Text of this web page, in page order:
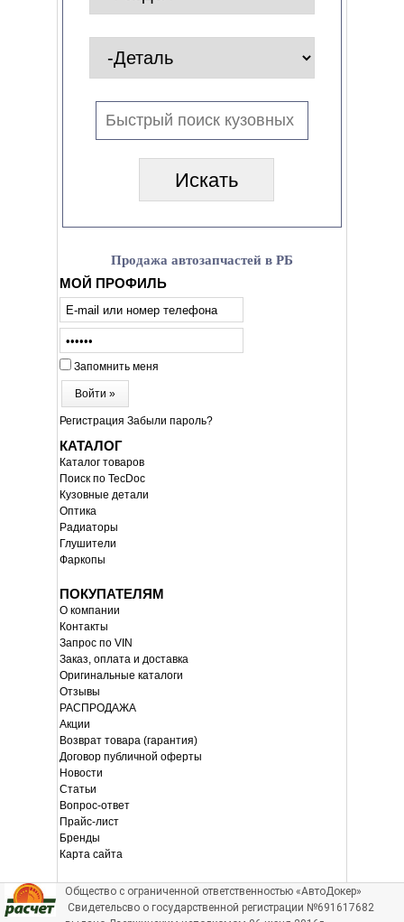
Продажа автозапчастей в РБ
МОЙ ПРОФИЛЬ
Запомнить меня
Войти »
Регистрация Забыли пароль?
КАТАЛОГ
Каталог товаров
Поиск по TecDoc
Кузовные детали
Оптика
Радиаторы
Глушители
Фаркопы
ПОКУПАТЕЛЯМ
О компании
Контакты
Запрос по VIN
Заказ, оплата и доставка
Оригинальные каталоги
Отзывы
РАСПРОДАЖА
Акции
Возврат товара (гарантия)
Договор публичной оферты
Новости
Статьи
Вопрос-ответ
Прайс-лист
Бренды
Карта сайта
Общество с ограниченной ответственностью «АвтоДокер»
Свидетельсво о государственной регистрации №691617682